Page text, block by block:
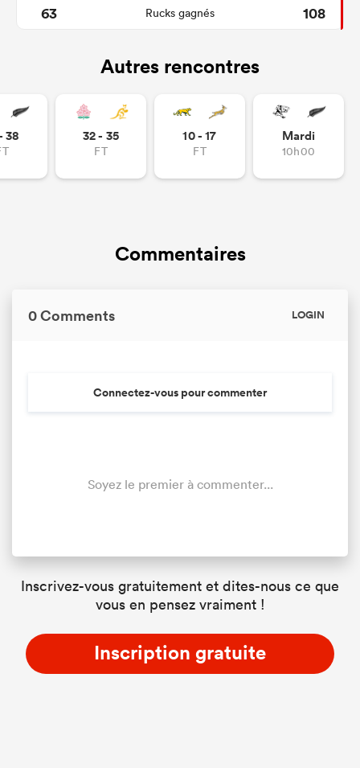
63 Rucks gagnés 108
Autres rencontres
38 32 - 35
FT
10 - 17
FT
Mardi
10h00
Commentaires
0 Comments LOGIN
Connectez-vous pour commenter
Soyez le premier à commenter...
Inscrivez-vous gratuitement et dites-nous ce que
vous en pensez vraiment !
Inscription gratuite